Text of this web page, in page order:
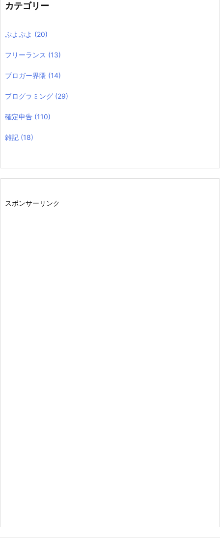
カテゴリー
ぷよぷよ (20)
フリーランス (13)
ブロガー界隈 (14)
プログラミング (29)
確定申告 (110)
雑記 (18)
スポンサーリンク